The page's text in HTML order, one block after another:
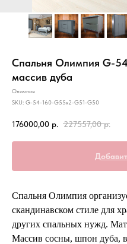
Спальня Олимпия G-
массив дуба
Олимпия
SKU: G-54-160-G55x2-G51-G50
176000,00 р. 227557,00 р.
Спальня Олимпия
скандинавском стиле для
других спальных нужд.
Массив сосны, шпон дуба,